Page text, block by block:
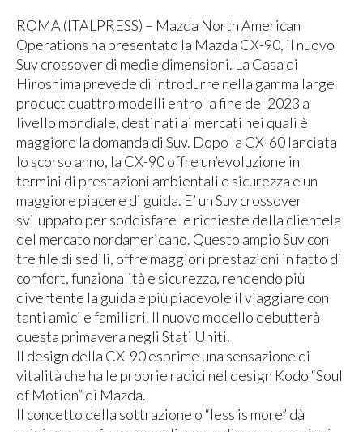
ROMA (ITALPRESS) – Mazda North American
Operations ha presentato la Mazda CX-90, il nuovo
Suv crossover di medie dimensioni. La Casa di
Hiroshima prevede di introdurre nella gamma large
product quattro modelli entro la fine del 2023 a
livello mondiale, destinati ai mercati nei quali è
maggiore la domanda di Suv. Dopo la CX-60 lanciata
lo scorso anno, la CX-90 offre un’evoluzione in
termini di prestazioni ambientali e sicurezza e un
maggiore piacere di guida. E’ un Suv crossover
sviluppato per soddisfare le richieste della clientela
del mercato nordamericano. Questo ampio Suv con
tre file di sedili, offre maggiori prestazioni in fatto di
comfort, funzionalità e sicurezza, rendendo più
divertente la guida e più piacevole il viaggiare con
tanti amici e familiari. Il nuovo modello debutterà
questa primavera negli Stati Uniti.
Il design della CX-90 esprime una sensazione di
vitalità che ha le proprie radici nel design Kodo “Soul
of Motion” di Mazda.
Il concetto della sottrazione o “less is more” dà